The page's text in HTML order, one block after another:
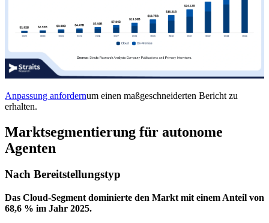
Anpassung anfordernum einen maßgeschneiderten Bericht zu
erhalten.
Marktsegmentierung für autonome
Agenten
Nach Bereitstellungstyp
Das Cloud-Segment dominierte den Markt mit einem Anteil von
68,6 % im Jahr 2025.